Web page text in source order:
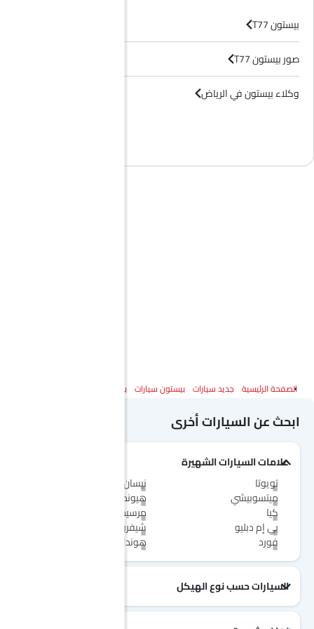
بيستون T77
صور بيستون T77
وكلاء بيستون في الرياض‎
الصفحة الرئيسية جديد سيارات بيستون سيارات بيستون T77
ابحث عن السيارات أخرى
علامات السيارات الشهيرة
تويوتا
نيسان
ميتسوبيشي
هيونداي
كيا
مرسيدس-بنز
بي إم دبليو
شيفروليه
فورد
هوندا
السيارات حسب نوع الهيكل